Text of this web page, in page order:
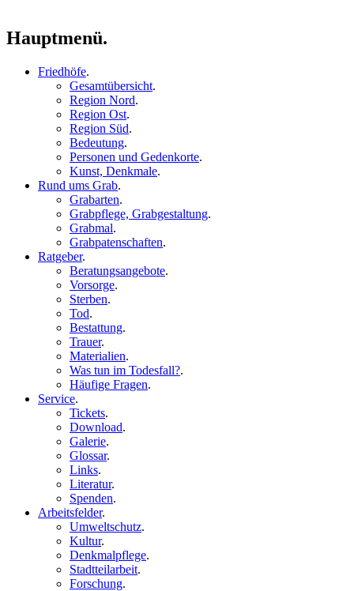
Hauptmenü.
Friedhöfe.
Gesamtübersicht.
Region Nord.
Region Ost.
Region Süd.
Bedeutung.
Personen und Gedenkorte.
Kunst, Denkmale.
Rund ums Grab.
Grabarten.
Grabpflege, Grabgestaltung.
Grabmal.
Grabpatenschaften.
Ratgeber.
Beratungsangebote.
Vorsorge.
Sterben.
Tod.
Bestattung.
Trauer.
Materialien.
Was tun im Todesfall?.
Häufige Fragen.
Service.
Tickets.
Download.
Galerie.
Glossar.
Links.
Literatur.
Spenden.
Arbeitsfelder.
Umweltschutz.
Kultur.
Denkmalpflege.
Stadtteilarbeit.
Forschung.